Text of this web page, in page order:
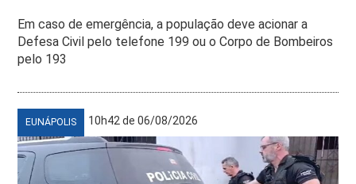
Em caso de emergência, a população deve acionar a
Defesa Civil pelo telefone 199 ou o Corpo de Bombeiros
pelo 193
EUNÁPOLIS 10h42 de 06/08/2026